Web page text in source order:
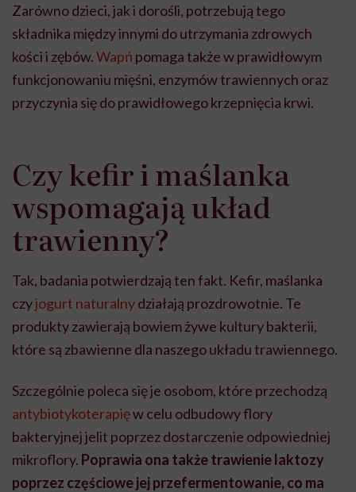
Zarówno dzieci, jak i dorośli, potrzebują tego
składnika między innymi do utrzymania zdrowych
kości i zębów.Wapń pomaga także w prawidłowym
funkcjonowaniu mięśni, enzymów trawiennych oraz
przyczynia się do prawidłowego krzepnięcia krwi.
Czy kefir i maślanka
wspomagają układ
trawienny?
Tak, badania potwierdzają ten fakt. Kefir, maślanka
czyjogurt naturalnydziałają prozdrowotnie. Te
produkty zawierają bowiem żywe kultury bakterii,
które są zbawienne dla naszego układu trawiennego.
Szczególnie poleca się je osobom, które przechodzą
antybiotykoterapięw celu odbudowy flory
bakteryjnej jelit poprzez dostarczenie odpowiedniej
mikroflory. Poprawia ona także trawienie laktozy
poprzez częściowe jej przefermentowanie, co ma